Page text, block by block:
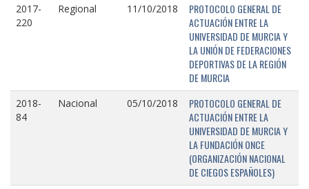
2017-
220
Regional 11/10/2018
PROTOCOLO GENERAL DE
ACTUACIÓN ENTRE LA
UNIVERSIDAD DE MURCIA Y
LA UNIÓN DE FEDERACIONES
DEPORTIVAS DE LA REGIÓN
DE MURCIA
2018-
84
Nacional 05/10/2018
PROTOCOLO GENERAL DE
ACTUACIÓN ENTRE LA
UNIVERSIDAD DE MURCIA Y
LA FUNDACIÓN ONCE
(ORGANIZACIÓN NACIONAL
DE CIEGOS ESPAÑOLES)